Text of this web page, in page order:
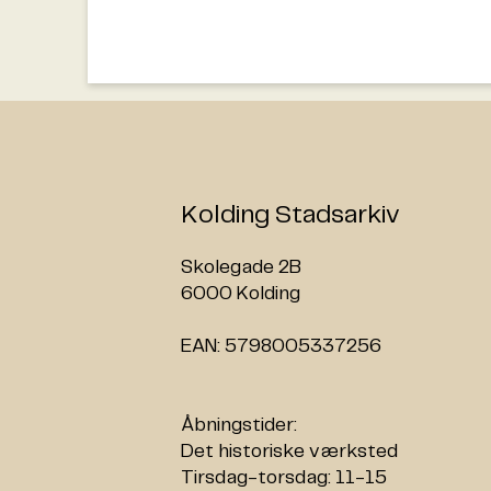
Forenklingsudvalget
Mandag den 16. januar
Kolding, de fire øvrige
der skulle afrunde
Forenklingsudvalget
regnskabsårene 1922 til
Kolding Stadsarkiv
Skolegade 2B
6000 Kolding
EAN: 5798005337256
Åbningstider:
Det historiske værksted
Tirsdag-torsdag: 11-15